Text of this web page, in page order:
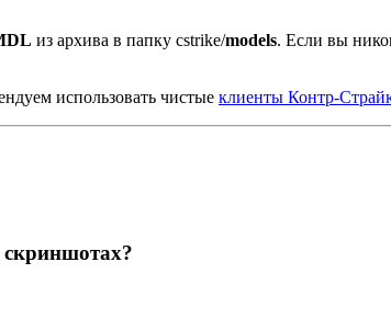
из архива в папку cstrike/models. Если вы
использовать чистые клиенты Контр-